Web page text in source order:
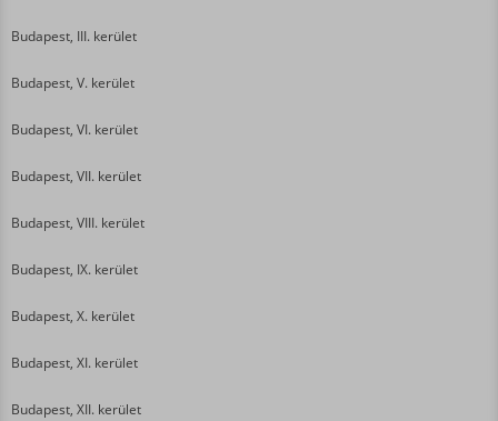
Budapest, III. kerület
Budapest, V. kerület
Budapest, VI. kerület
Budapest, VII. kerület
Budapest, VIII. kerület
Budapest, IX. kerület
Budapest, X. kerület
Budapest, XI. kerület
Budapest, XII. kerület